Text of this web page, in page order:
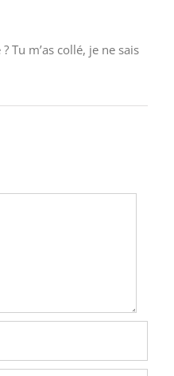
Tu m’as collé, je ne sais